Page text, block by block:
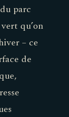
parc
qu’on
– ce
de